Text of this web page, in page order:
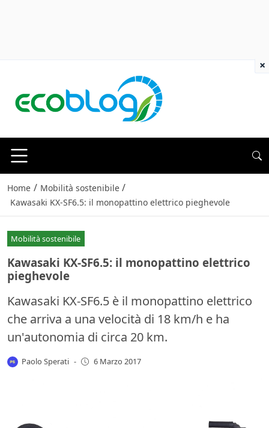
Home / Mobilità sostenibile /
Kawasaki KX-SF6.5: il monopattino elettrico pieghevole
Mobilità sostenibile
Kawasaki KX-SF6.5: il monopattino elettrico
pieghevole
Kawasaki KX-SF6.5 è il monopattino elettrico
che arriva a una velocità di 18 km/h e ha
un'autonomia di circa 20 km.
Paolo Sperati - 6 Marzo 2017
×